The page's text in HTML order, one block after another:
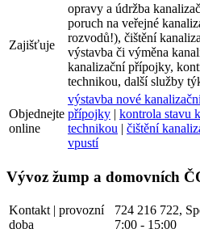
Zajišťuje
opravy a údržba
poruch na veřejné
rozvodů!), čištění
výstavba či výměna
kanalizační přípojky,
technikou, další služby
Objednejte
online
výstavba nové
přípojky | kontrola stavu
technikou | čištění
vpustí
Vývoz žump a domovních
Kontakt | provozní
doba
724 216 722,
7:00 - 15:00